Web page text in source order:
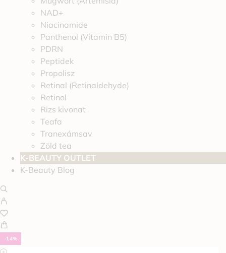
NAD+
Niacinamide
Panthenol (Vitamin B5)
PDRN
Peptidek
Propolisz
Retinal (Retinaldehyde)
Retinol
Rizs kivonat
Teafa
Tranexámsav
Zöld tea
K-BEAUTY OUTLET
K-Beauty Blog
-14%